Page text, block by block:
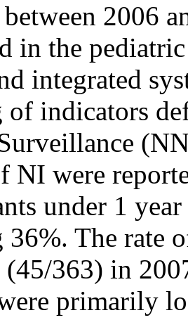
2006
in the
integrated
indicators
NI were
under 1
36%. The rate
(45/363) in
primarily